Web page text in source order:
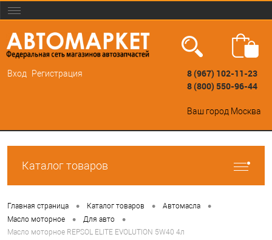
Вход Регистрация
8 (967) 102-11-23
8 (800) 550-96-44
Ваш город Москва
Каталог товаров
Главная страница • Каталог товаров • Автомасла •
Масло моторное • Для авто •
Масло моторное REPSOL ELITE EVOLUTION 5W40 4л